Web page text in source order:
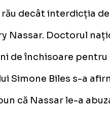
decât interdicția
Nassar. Doctorul
de închisoare
Simone Biles s-a
că Nassar le-a